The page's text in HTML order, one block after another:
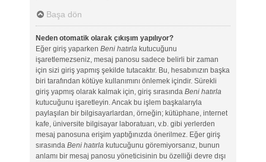
Başa dön
Neden otomatik olarak çıkışım yapılıyor?
Eğer giriş yaparken Beni hatırlakutucuğunu
işaretlemezseniz, mesaj panosu sadece belirli bir zaman
için sizi giriş yapmış şekilde tutacaktır. Bu, hesabınızın başka
biri tarafından kötüye kullanımını önlemek içindir. Sürekli
giriş yapmış olarak kalmak için, giriş sırasında Beni hatırla
kutucuğunu işaretleyin. Ancak bu işlem başkalarıyla
paylaşılan bir bilgisayarlardan, örneğin; kütüphane, internet
kafe, üniversite bilgisayar laboratuarı, v.b. gibi yerlerden
mesaj panosuna erişim yaptığınızda önerilmez. Eğer giriş
sırasında Beni hatırlakutucuğunu göremiyorsanız, bunun
anlamı bir mesaj panosu yöneticisinin bu özelliği devre dışı